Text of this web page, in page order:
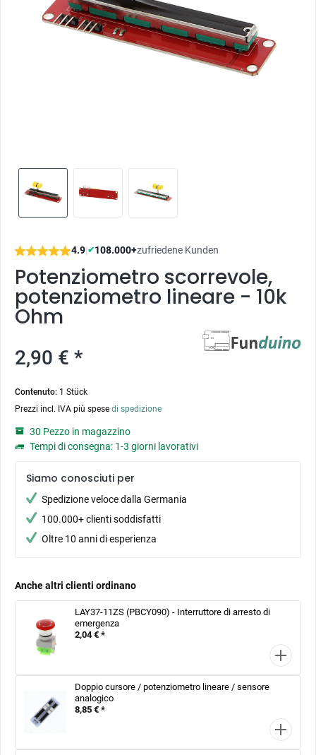
4.9|✔108.000+zufriedene Kunden
Potenziometro scorrevole,
potenziometro lineare - 10k
Ohm
2,90 € *
Contenuto: 1 Stück
Prezzi incl. IVA più spese di spedizione
30 Pezzo in magazzino
Tempi di consegna: 1-3 giorni lavorativi
Siamo conosciuti per
Spedizione veloce dalla Germania
100.000+ clienti soddisfatti
Oltre 10 anni di esperienza
Anche altri clienti ordinano
LAY37-11ZS (PBCY090) - Interruttore di arresto di
emergenza
2,04 € *
Doppio cursore / potenziometro lineare / sensore
analogico
8,85 € *